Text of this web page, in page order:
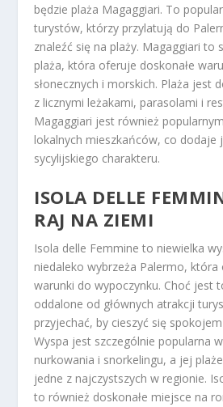
będzie plaża Magaggiari. To
turystów, którzy przylatują do
znaleźć się na plaży. Magaggiari to
plaża, która oferuje doskonałe
słonecznych i morskich. Plaża jest
z licznymi leżakami, parasolami i
Magaggiari jest również
lokalnych mieszkańców, co dodaje
sycylijskiego charakteru.
ISOLA DELLE
RAJ NA ZIEMI
Isola delle Femmine to niewielka
niedaleko wybrzeża Palermo, która
warunki do wypoczynku. Choć jest
oddalone od głównych atrakcji
przyjechać, by cieszyć się
Wyspa jest szczególnie popularna
nurkowania i snorkelingu, a jej
jedne z najczystszych w regionie.
to również doskonałe miejsce na